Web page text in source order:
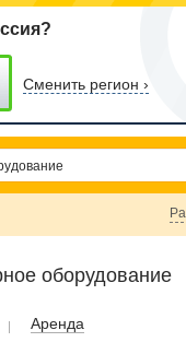
Сменить регион ›
оборудование
Аренда